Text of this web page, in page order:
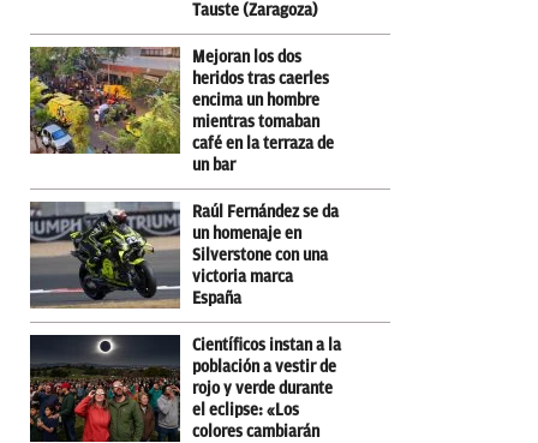
Tauste (Zaragoza)
Mejoran los dos
heridos tras caerles
encima un hombre
mientras tomaban
café en la terraza de
un bar
Raúl Fernández se da
un homenaje en
Silverstone con una
victoria marca
España
Científicos instan a la
población a vestir de
rojo y verde durante
el eclipse: «Los
colores cambiarán